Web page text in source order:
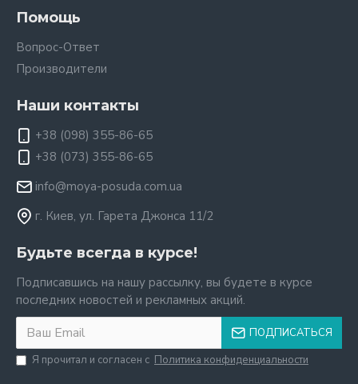
Помощь
Вопрос-Ответ
Производители
Наши контакты
+38 (098) 355-86-65
+38 (073) 355-86-65
info@moya-posuda.com.ua
г. Киев, ул. Гарета Джонса 11/2
Будьте всегда в курсе!
Подписавшись на нашу рассылку, вы будете в курсе
последних новостей и рекламных акций.
ПОДПИСАТЬСЯ
Я прочитал и согласен с Политика конфиденциальности